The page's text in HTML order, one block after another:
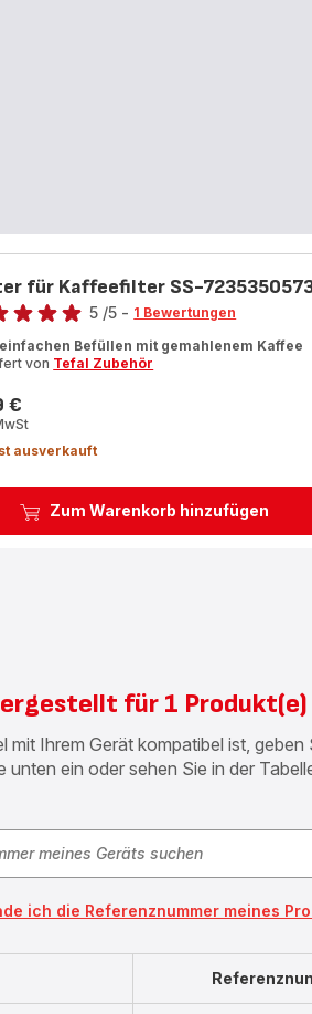
Zum Warenkorb hinzufügen
für Kaffeefilter SS-
5 /5 - 1 Bewertungen
Befüllen mit gemahlenem Kaffee
von Tefal Zubehör
€
ausverkauft
für 1 Produkt(e)
mit Ihrem Gerät kompatibel ist,
unten ein oder sehen Sie in der
ich die Referenznummer meines